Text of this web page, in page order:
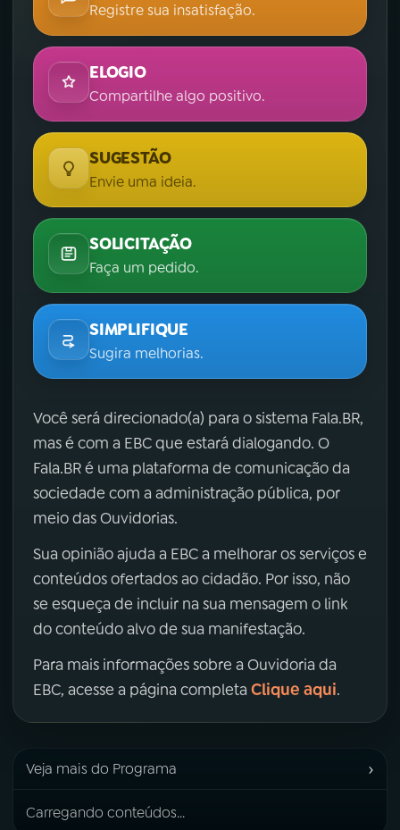
Registre sua insatisfação.
ELOGIO
Compartilhe algo positivo.
SUGESTÃO
Envie uma ideia.
SOLICITAÇÃO
Faça um pedido.
SIMPLIFIQUE
Sugira melhorias.
Você será direcionado(a) para o sistema Fala.BR,
mas é com a EBC que estará dialogando. O
Fala.BR é uma plataforma de comunicação da
sociedade com a administração pública, por
meio das Ouvidorias.
Sua opinião ajuda a EBC a melhorar os serviços e
conteúdos ofertados ao cidadão. Por isso, não
se esqueça de incluir na sua mensagem o link
do conteúdo alvo de sua manifestação.
Para mais informações sobre a Ouvidoria da
EBC, acesse a página completa Clique aqui.
Veja mais do Programa ›
Carregando conteúdos...